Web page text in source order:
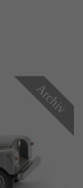
Archiv